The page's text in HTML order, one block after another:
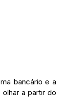
bancário e a
a partir do